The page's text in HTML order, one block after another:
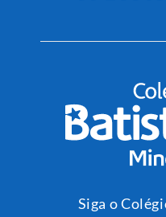
Siga o